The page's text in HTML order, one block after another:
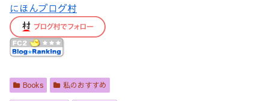
にほんブログ村
Books 私のおすすめ